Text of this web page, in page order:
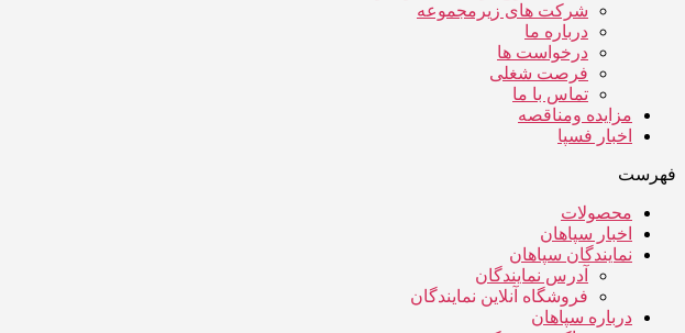
شرکت های زیرمجموعه
درباره ما
درخواست ها
فرصت شغلی
تماس با ما
مزایده ومناقصه
اخبار فسپا
فهرست
محصولات
اخبار سپاهان
نمایندگان سپاهان
آدرس نمایندگان
فروشگاه آنلاین نمایندگان
درباره سپاهان